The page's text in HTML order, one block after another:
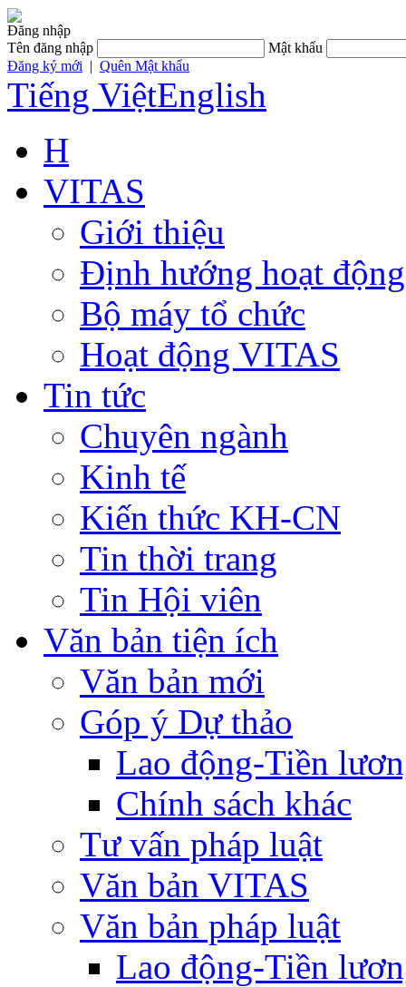
Đăng nhập
Tên đăng nhập
Mật khẩu
Đăng ký mới | Quên Mật khẩu
Tiếng ViệtEnglish
H
VITAS
Giới thiệu
Định hướng hoạt động
Bộ máy tổ chức
Hoạt động VITAS
Tin tức
Chuyên ngành
Kinh tế
Kiến thức KH-CN
Tin thời trang
Tin Hội viên
Văn bản tiện ích
Văn bản mới
Góp ý Dự thảo
Lao động-Tiền
Chính sách khác
Tư vấn pháp luật
Văn bản VITAS
Văn bản pháp luật
Lao động-Tiền